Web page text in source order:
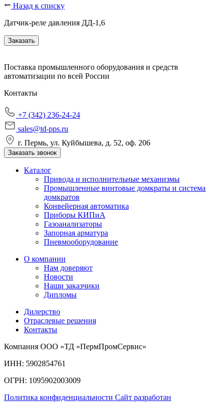
Назад к списку
Датчик-реле давления ДД-1,6
Заказать
Поставка промышленного оборудования и средств
автоматизации по всей России
Контакты
+7 (342) 236-24-24
sales@td-pps.ru
г. Пермь, ул. Куйбышева, д. 52, оф. 206
Заказать звонок
Каталог
Привода и исполнительные механизмы
Промышленные винтовые домкраты и система
домкратов
Конвейерная автоматика
Приборы КИПиА
Газоанализаторы
Запорная арматура
Пневмооборудование
О компании
Нам доверяют
Новости
Наши заказчики
Дипломы
Дилерство
Отраслевые решения
Контакты
Компания ООО «ТД «ПермПромСервис»
ИНН: 5902854761
ОГРН: 1095902003009
Политика конфиденциальности Сайт разработан